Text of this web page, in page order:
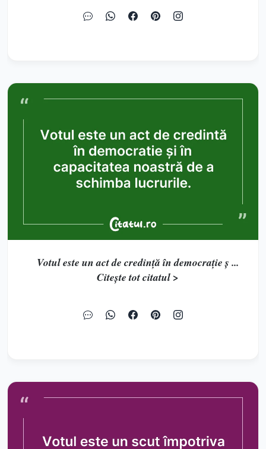
Votul este un act de credință în democrație ș ...
Citește tot citatul >